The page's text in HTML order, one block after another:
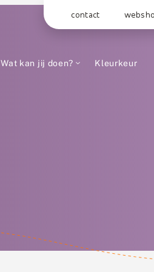
contact
Wat kan jij doen? Kleurkeur